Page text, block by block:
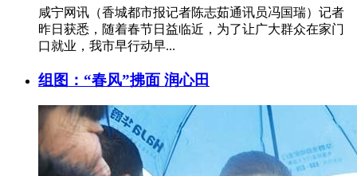
咸宁网讯（香城都市报记者陈志茹通讯员冯国瑞）记者
昨日获悉，随着春节日益临近，为了让广大群众在家门
口就业，我市早行动早...
组图：“春风”拂面 润心田